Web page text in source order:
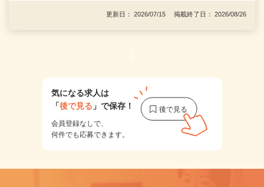
更新日： 2026/07/15 掲載終了日： 2026/08/26
1
気になる求人は
「後で見る 」で保存！
会員登録なしで、
何件でも応募できます。